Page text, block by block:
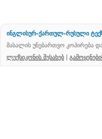
ინგლისურ-ქართულ-რუსული
მასალის უნებართვო კოპირება
ლექსიკონის შესახებ |